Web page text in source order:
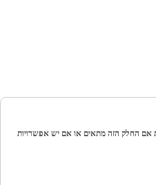
החלק הזה מתאים או אם יש אפשרויות